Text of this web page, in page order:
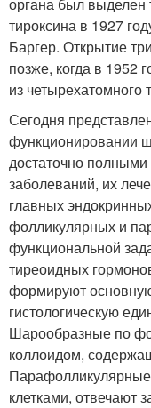
тироксина в 1927
Баргер. Открытие
позже, когда в 1952
из четырехатомного
Сегодня
функционировании
достаточно
заболеваний, их
главных
фолликулярных и
функциональной
тиреоидных
формируют
гистологическую
Шарообразные по
коллоидом,
клетками, отвечают